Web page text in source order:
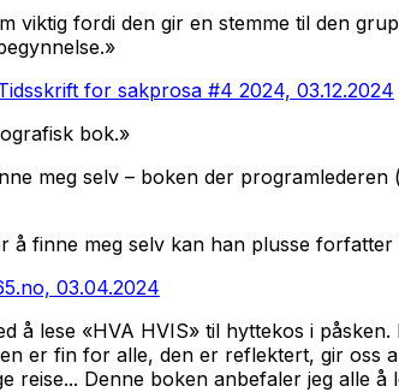
viktig fordi den gir en stemme til den
for sakprosa #4 2024, 03.12.2024
bok.»
meg selv – boken der programlederen
å finne meg selv kan han plusse forfatter
03.04.2024
å lese «HVA HVIS» til hyttekos i
er fin for alle, den er reflektert, gir
reise... Denne boken anbefaler jeg alle å